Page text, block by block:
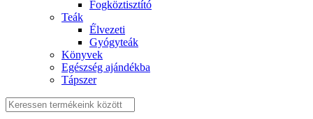
Fogköztisztító
Teák
É́lvezeti
Gyógyteák
Könyvek
Egészség ajándékba
Tápszer